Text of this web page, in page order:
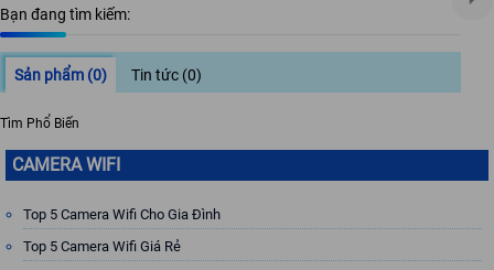
Bạn đang tìm kiếm:
Sản phẩm (0) Tin tức (0)
Tìm Phổ Biến
CAMERA WIFI
Top 5 Camera Wifi Cho Gia Đình
Top 5 Camera Wifi Giá Rẻ